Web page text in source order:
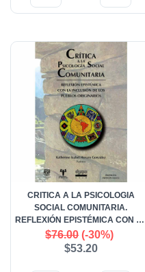
CRITICA A LA PSICOLOGIA
SOCIAL COMUNITARIA.
REFLEXIÓN EPISTÉMICA CON LA
INCLUSIÓN DE LOS PUEBLOS
ORIGINARIOS
$76.00(-30%)
$53.20